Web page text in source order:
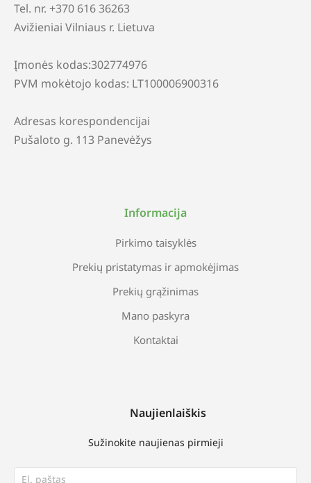
Tel. nr. +370 616 36263
Avižieniai Vilniaus r. Lietuva
Įmonės kodas:302774976
PVM mokėtojo kodas: LT100006900316
Adresas korespondencijai
Pušaloto g. 113 Panevėžys
Informacija
Pirkimo taisyklės
Prekių pristatymas ir apmokėjimas
Prekių grąžinimas
Mano paskyra
Kontaktai
Naujienlaiškis
Sužinokite naujienas pirmieji